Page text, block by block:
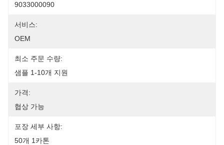
9033000090
서비스:
OEM
최소 주문 수량:
샘플 1-10개 지원
가격:
협상 가능
포장 세부 사항:
50개 1카톤